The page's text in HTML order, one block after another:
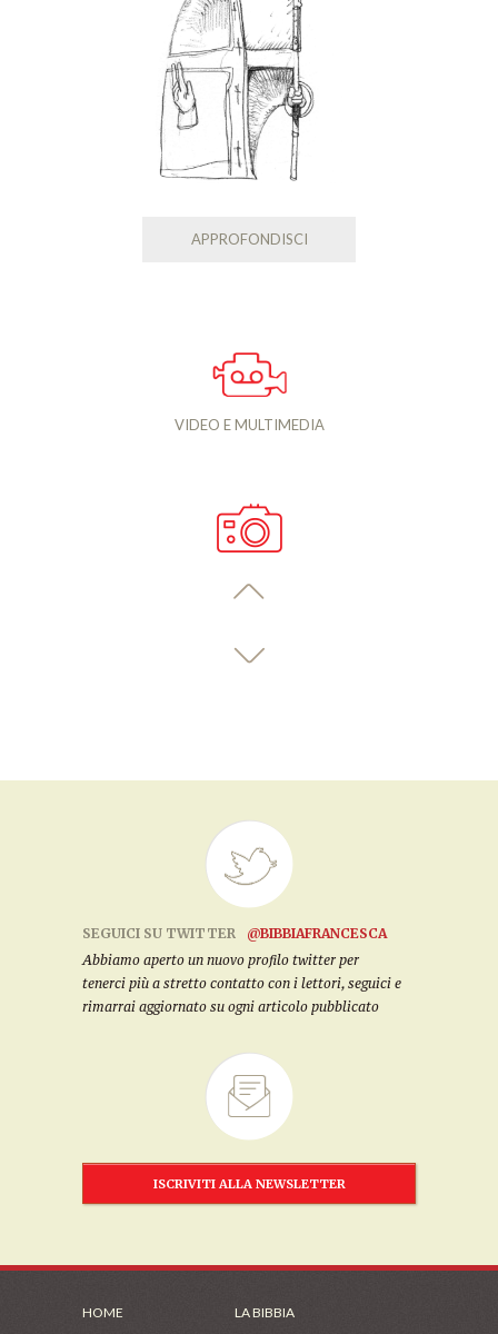
APPROFONDISCI
VIDEO E MULTIMEDIA
SEGUICI SU TWITTER
@BIBBIAFRANCESCA
Abbiamo aperto un nuovo profilo twitter per
tenerci più a stretto contatto con i lettori, seguici e
rimarrai aggiornato su ogni articolo pubblicato
ISCRIVITI ALLA NEWSLETTER
HOME
LA BIBBIA